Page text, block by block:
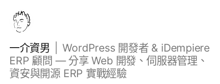
一介資男
WordPress 開發者 & iDempiere
ERP 顧問 — 分享 Web 開發、伺服器管理、
資安與開源 ERP 實戰經驗
文章